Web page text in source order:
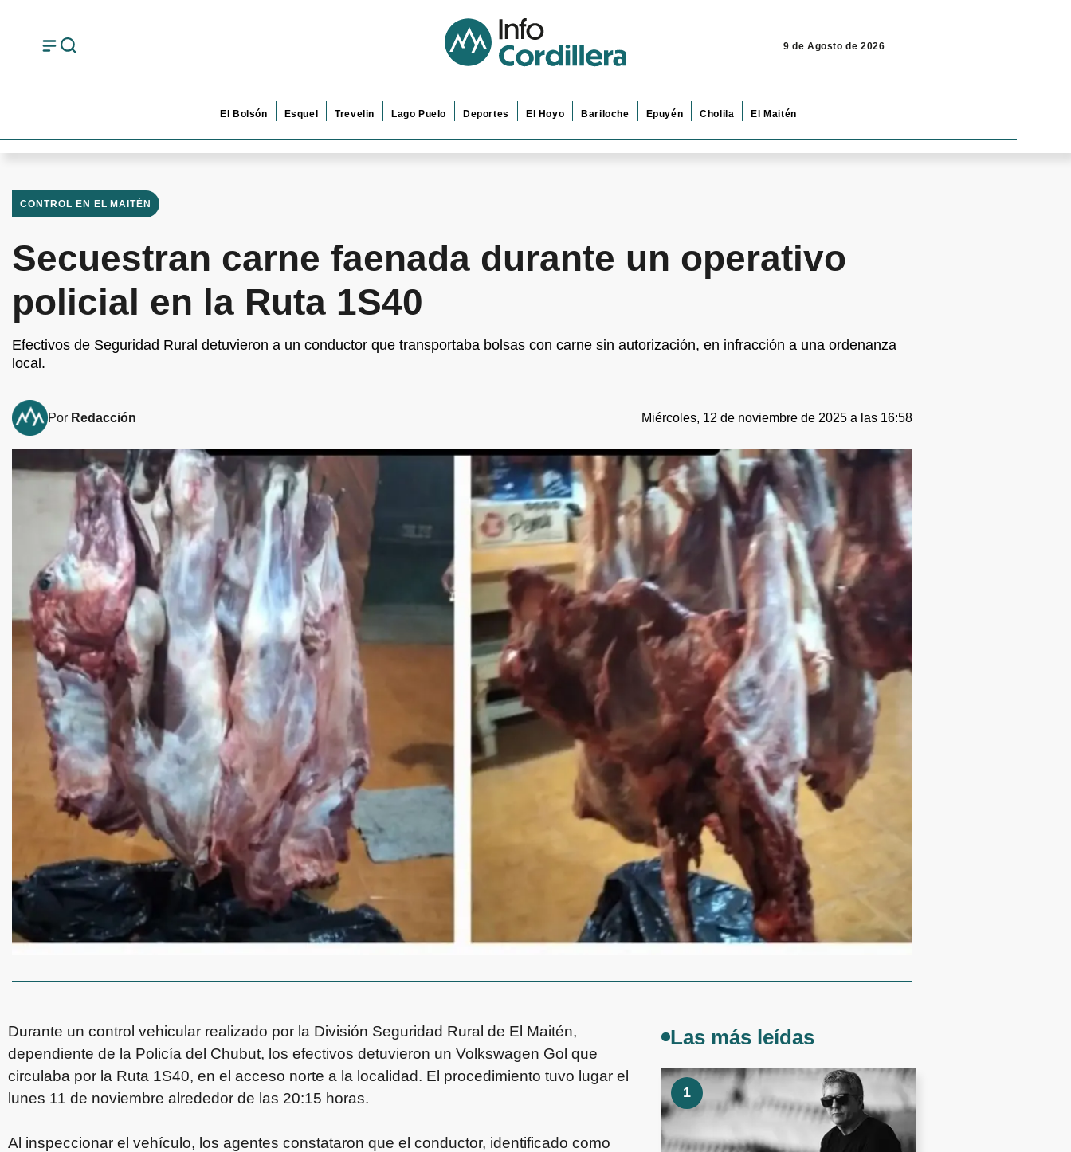
9 de Agosto de 2026
El Bolsón Esquel Trevelin Lago Puelo Deportes El Hoyo Bariloche Epuyén Cholila El Maitén
CONTROL EN EL MAITÉN
Secuestran carne faenada durante un operativo
policial en la Ruta 1S40
Efectivos de Seguridad Rural detuvieron a un conductor que transportaba bolsas con carne sin autorización, en infracción a una ordenanza
local.
Por Redacción Miércoles, 12 de noviembre de 2025 a las 16:58
Durante un control vehicular realizado por la División Seguridad Rural de El Maitén,
dependiente de la Policía del Chubut, los efectivos detuvieron un Volkswagen Gol que
circulaba por la Ruta 1S40, en el acceso norte a la localidad. El procedimiento tuvo lugar el
lunes 11 de noviembre alrededor de las 20:15 horas.
Al inspeccionar el vehículo, los agentes constataron que el conductor, identificado como
Las más leídas
1